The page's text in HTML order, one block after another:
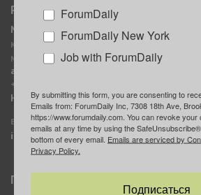
Реклама
MediaKit
Контактное лицо:
Марина Баранчук
ad@forumdaily.com
+1 347-604-1261
Наши рекламодатели
E-mail редакции:
info@forumdaily.com
Подписка
ForumDaily
ForumDaily New York
Job with ForumDaily
By submitting this form, you are consenting to
Emails from: ForumDaily Inc, 7308 18th Ave,
https://www.forumdaily.com. You can revoke
emails at any time by using the
bottom of every email. Emails are serviced by
Privacy Policy.
Подписаться